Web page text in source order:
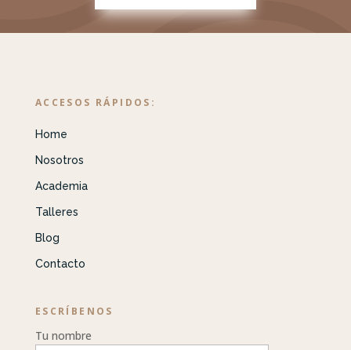
ACCESOS RÁPIDOS:
Home
Nosotros
Academia
Talleres
Blog
Contacto
ESCRÍBENOS
Tu nombre